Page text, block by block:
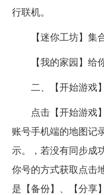
行联机。
【迷你工坊】集合
【我的家园】给你
二、【开始游戏】
点击【开始游戏】
账号手机端的地图记
示。，若没有同步成
你号的方式获取点击
是【备份】、【分享